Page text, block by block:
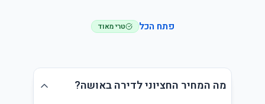
פתח הכל טרי מאוד
מה המחיר החציוני לדירה באושה?